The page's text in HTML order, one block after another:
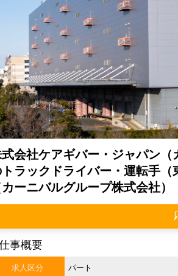
会社ケアギバー・ジャパン（
ラックドライバー・運転手
カーニバルグループ株式会社）
事概要
求人区分 パート